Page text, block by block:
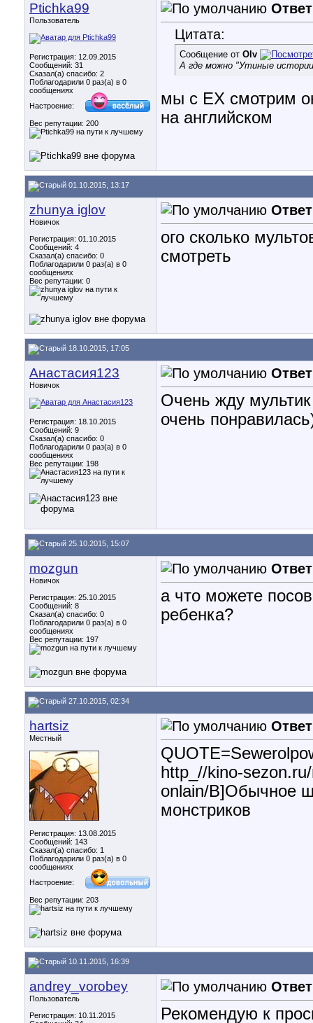
Ptichka99
Пользователь
Регистрация: 12.09.2015
Сообщений: 31
Сказал(а) спасибо: 2
Поблагодарили 0 раз(а) в 0
сообщениях
Настроение:
Вес репутации: 200
Цитата:
Сообщение от Olv
А где можно "Утиные
мы с ЕХ смотрим
на английском
01.10.2015, 13:17
zhunya iglov
Новичок
Регистрация: 01.10.2015
Сообщений: 4
Сказал(а) спасибо: 0
Поблагодарили 0 раз(а) в 0
сообщениях
Вес репутации: 0
ого сколько
смотреть
18.10.2015, 17:05
Анастасия123
Новичок
Регистрация: 18.10.2015
Сообщений: 9
Сказал(а) спасибо: 0
Поблагодарили 0 раз(а) в 0
сообщениях
Вес репутации: 198
Очень жду
очень
25.10.2015, 15:07
mozgun
Новичок
Регистрация: 25.10.2015
Сообщений: 8
Сказал(а) спасибо: 0
Поблагодарили 0 раз(а) в 0
сообщениях
Вес репутации: 197
а что можете
ребенка?
27.10.2015, 02:34
hartsiz
Местный
Регистрация: 13.08.2015
Сообщений: 143
Сказал(а) спасибо: 1
Поблагодарили 0 раз(а) в 0
сообщениях
Настроение:
Вес репутации: 203
http_//kino-
onlain/B]Обычное
монстриков
10.11.2015, 16:39
andrey_vorobey
Пользователь
Регистрация: 10.11.2015
Рекомендую к